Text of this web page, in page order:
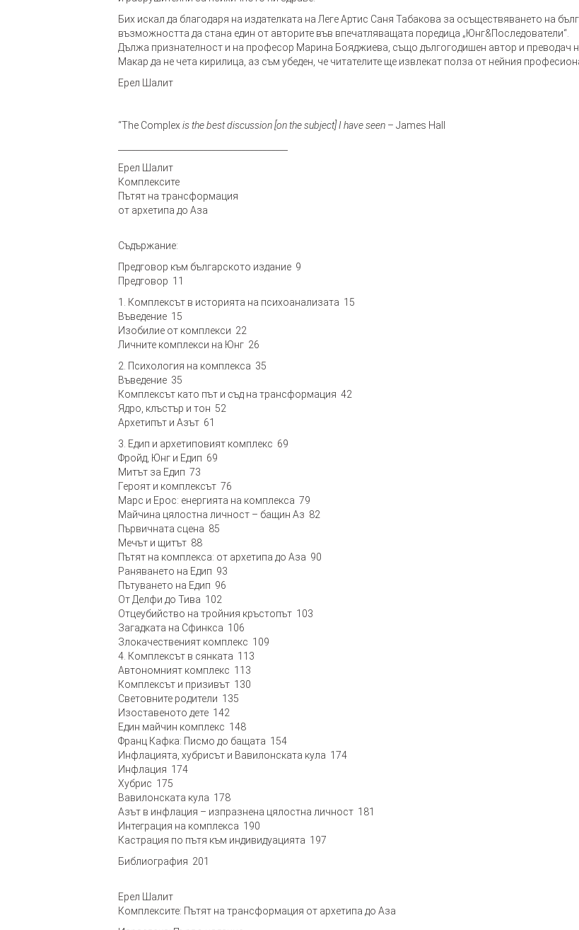
Бих искал да благодаря на издателката на Леге Артис Саня Табакова за осъществяването на
възможността да стана един от авторите във впечатляващата поредица „Юнг&Последователи“.
Дължа признателност и на професор Марина Бояджиева, също дългогодишен автор и преводач
Макар да не чета кирилица, аз съм убеден, че читателите ще извлекат полза от нейния
Ерел Шалит
“The Complex is the best discussion [on the subject] I have seen– James Hall
Ерел Шалит
Комплексите
Пътят на трансформация
от архетипа до Аза
Съдържание:
Предговор към българското издание 9
Предговор 11
1. Комплексът в историята на психоанализата 15
Въведение 15
Изобилие от комплекси 22
Личните комплекси на Юнг 26
2. Психология на комплекса 35
Въведение 35
Комплексът като път и съд на трансформация 42
Ядро, клъстър и тон 52
Архетипът и Азът 61
3. Едип и архетиповият комплекс 69
Фройд, Юнг и Едип 69
Митът за Едип 73
Героят и комплексът 76
Марс и Ерос: енергията на комплекса 79
Майчина цялостна личност – бащин Аз 82
Първичната сцена 85
Мечът и щитът 88
Пътят на комплекса: от архетипа до Аза 90
Раняването на Едип 93
Пътуването на Едип 96
От Делфи до Тива 102
Отцеубийство на тройния кръстопът 103
Загадката на Сфинкса 106
Злокачественият комплекс 109
4. Комплексът в сянката 113
Автономният комплекс 113
Комплексът и призивът 130
Световните родители 135
Изоставеното дете 142
Един майчин комплекс 148
Франц Кафка: Писмо до бащата 154
Инфлацията, хубрисът и Вавилонската кула 174
Инфлация 174
Хубрис 175
Вавилонската кула 178
Азът в инфлация – изпразнена цялостна личност 181
Интеграция на комплекса 190
Кастрация по пътя към индивидуацията 197
Библиография 201
Ерел Шалит
Комплексите: Пътят на трансформация от архетипа до Аза